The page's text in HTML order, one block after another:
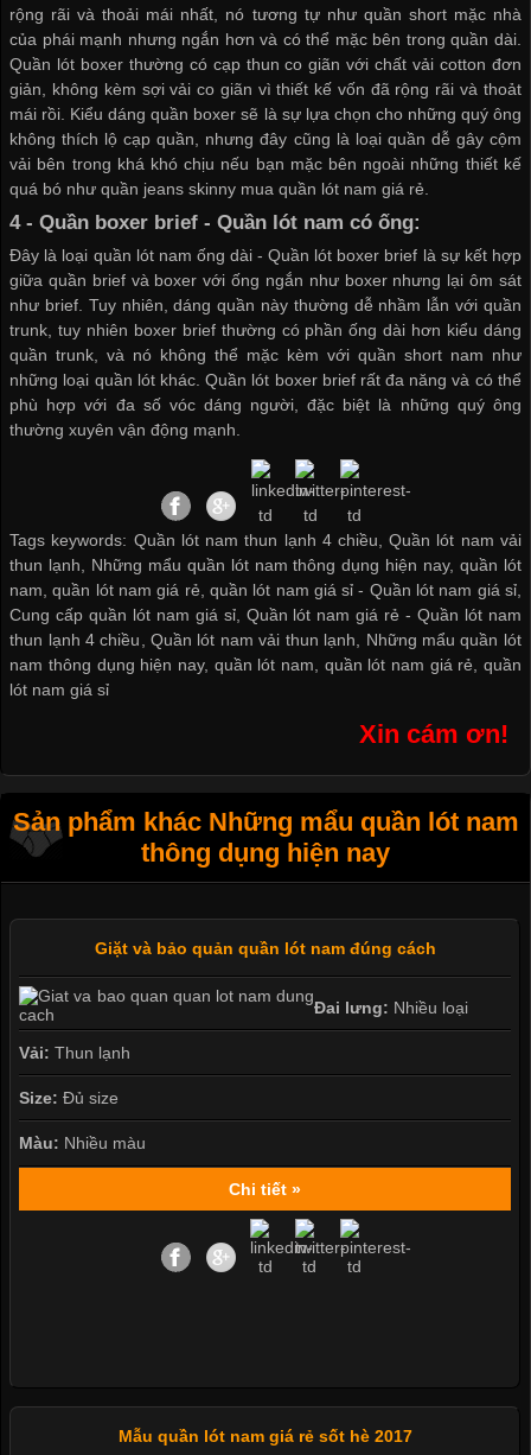
rộng rãi và thoải mái nhất, nó tương tự như quần short mặc nhà
của phái mạnh nhưng ngắn hơn và có thể mặc bên trong quần dài.
Quần lót boxer thường có cạp thun co giãn với chất vải cotton đơn
giản, không kèm sợi vải co giãn vì thiết kế vốn đã rộng rãi và thoảt
mái rồi. Kiểu dáng quần boxer sẽ là sự lựa chọn cho những quý ông
không thích lộ cạp quần, nhưng đây cũng là loại quần dễ gây cộm
vải bên trong khá khó chịu nếu bạn mặc bên ngoài những thiết kế
quá bó như quần jeans skinny mua quần lót nam giá rẻ
4 - Quần boxer brief -Quần lót nam có ống:
Đây là loại quần lót nam ống dài- Quần lót boxer brief là sự kết hợp
giữa quần brief và boxer với ống ngắn như boxer nhưng lại ôm sát
như brief. Tuy nhiên, dáng quần này thường dễ nhầm lẫn với quần
trunk, tuy nhiên boxer brief thường có phần ống dài hơn kiểu dáng
quần trunk, và nó không thể mặc kèm với quần short nam như
những loại quần lót khác. Quần lót boxer brief rất đa năng và có thể
phù hợp với đa số vóc dáng người, đặc biệt là những quý ông
thường xuyên vận động mạnh.
Tags keywords: Quần lót nam thun lạnh 4 chiều, Quần lót nam vải
thun lạnh, Những mẩu quần lót nam thông dụng hiện nay, quần lót
nam, quần lót nam giá rẻ, quần lót nam giá sỉ - Quần lót nam giá sỉ,
Cung cấp quần lót nam giá sỉ, Quần lót nam giá rẻ -Quần lót nam
thun lạnh 4 chiều, Quần lót nam vải thun lạnh, Những mẩu quần lót
nam thông dụng hiện nay, quần lót nam, quần lót nam giá rẻ, quần
lót nam giá sỉ
Xin cám ơn!
Sản phẩm khác Những mẩu quần lót nam
thông dụng hiện nay
Giặt và bảo quản quần lót nam đúng cách
Đai lưng: Nhiều loại
Vải: Thun lạnh
Size: Đủ size
Màu: Nhiều màu
Chi tiết »
Mẫu quần lót nam giá rẻ sốt hè 2017